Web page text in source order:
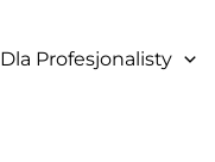
Dla Profesjonalisty